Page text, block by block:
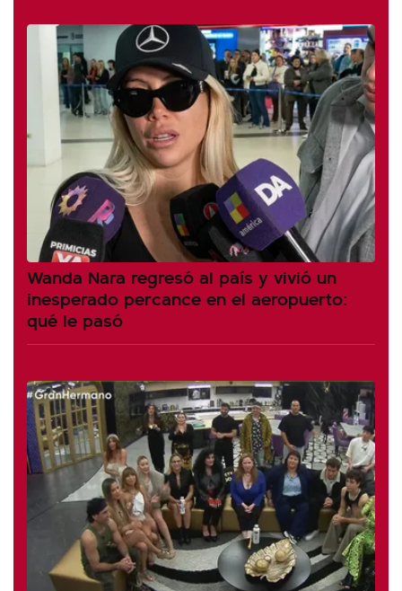
Wanda Nara regresó al país y vivió un
inesperado percance en el aeropuerto:
qué le pasó